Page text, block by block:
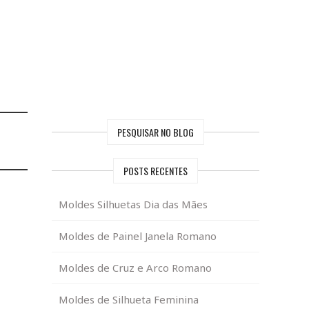
PESQUISAR NO BLOG
POSTS RECENTES
Moldes Silhuetas Dia das Mães
Moldes de Painel Janela Romano
Moldes de Cruz e Arco Romano
Moldes de Silhueta Feminina